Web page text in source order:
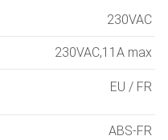
230VAC
230VAC,11A max
EU / FR
ABS-FR